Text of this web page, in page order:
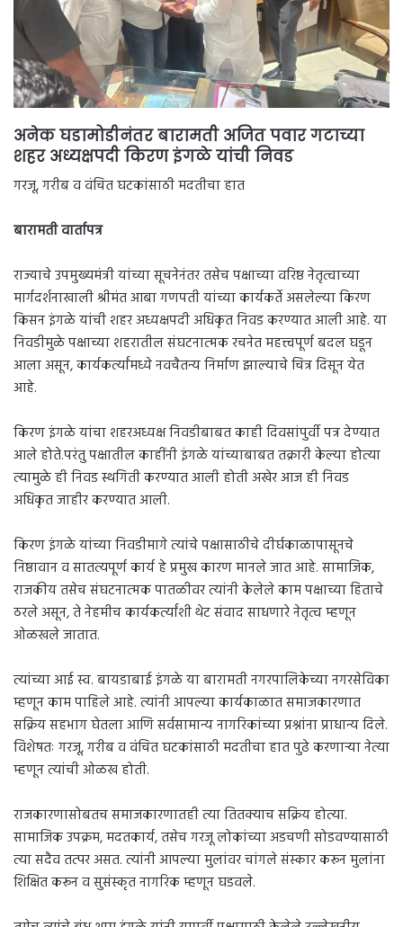
अनेक घडामोडीनंतर बारामती अजित पवार गटाच्या
शहर अध्यक्षपदी किरण इंगळे यांची निवड
गरजू, गरीब व वंचित घटकांसाठी मदतीचा हात
बारामती वार्तापत्र
राज्याचे उपमुख्यमंत्री यांच्या सूचनेनंतर तसेच पक्षाच्या वरिष्ठ नेतृत्वाच्या
मार्गदर्शनाखाली श्रीमंत आबा गणपती यांच्या कार्यकर्ते असलेल्या किरण
किसन इंगळे यांची शहर अध्यक्षपदी अधिकृत निवड करण्यात आली आहे. या
निवडीमुळे पक्षाच्या शहरातील संघटनात्मक रचनेत महत्त्वपूर्ण बदल घडून
आला असून, कार्यकर्त्यांमध्ये नवचैतन्य निर्माण झाल्याचे चित्र दिसून येत
आहे.
किरण इंगळे यांचा शहरअध्यक्ष निवडीबाबत काही दिवसांपुर्वी पत्र देण्यात
आले होते.परंतु पक्षातील काहींनी इंगळे यांच्याबाबत तक्रारी केल्या होत्या
त्यामुळे ही निवड स्थगिती करण्यात आली होती अखेर आज ही निवड
अधिकृत जाहीर करण्यात आली.
किरण इंगळे यांच्या निवडीमागे त्यांचे पक्षासाठीचे दीर्घकाळापासूनचे
निष्ठावान व सातत्यपूर्ण कार्य हे प्रमुख कारण मानले जात आहे. सामाजिक,
राजकीय तसेच संघटनात्मक पातळीवर त्यांनी केलेले काम पक्षाच्या हिताचे
ठरले असून, ते नेहमीच कार्यकर्त्यांशी थेट संवाद साधणारे नेतृत्व म्हणून
ओळखले जातात.
त्यांच्या आई स्व. बायडाबाई इंगळे या बारामती नगरपालिकेच्या नगरसेविका
म्हणून काम पाहिले आहे. त्यांनी आपल्या कार्यकाळात समाजकारणात
सक्रिय सहभाग घेतला आणि सर्वसामान्य नागरिकांच्या प्रश्नांना प्राधान्य दिले.
विशेषतः गरजू, गरीब व वंचित घटकांसाठी मदतीचा हात पुढे करणाऱ्या नेत्या
म्हणून त्यांची ओळख होती.
राजकारणासोबतच समाजकारणातही त्या तितक्याच सक्रिय होत्या.
सामाजिक उपक्रम, मदतकार्य, तसेच गरजू लोकांच्या अडचणी सोडवण्यासाठी
त्या सदैव तत्पर असत. त्यांनी आपल्या मुलांवर चांगले संस्कार करून मुलांना
शिक्षित करून व सुसंस्कृत नागरिक म्हणून घडवले.